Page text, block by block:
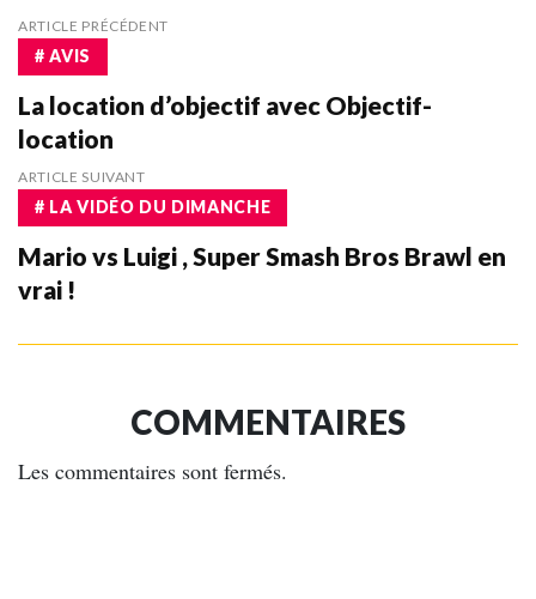
ARTICLE PRÉCÉDENT
# AVIS
La location d’objectif avec Objectif-
location
ARTICLE SUIVANT
# LA VIDÉO DU DIMANCHE
Mario vs Luigi , Super Smash Bros Brawl en
vrai !
COMMENTAIRES
Les commentaires sont fermés.